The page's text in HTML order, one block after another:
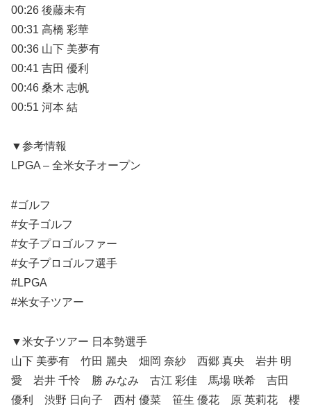
00:26 後藤未有
00:31 高橋 彩華
00:36 山下 美夢有
00:41 吉田 優利
00:46 桑木 志帆
00:51 河本 結
▼参考情報
LPGA – 全米女子オープン
#ゴルフ
#女子ゴルフ
#女子プロゴルファー
#女子プロゴルフ選手
#LPGA
#米女子ツアー
▼米女子ツアー 日本勢選手
山下 美夢有 竹田 麗央 畑岡 奈紗 西郷 真央 岩井 明
愛 岩井 千怜 勝 みなみ 古江 彩佳 馬場 咲希 吉田
優利 渋野 日向子 西村 優菜 笹生 優花 原 英莉花 櫻